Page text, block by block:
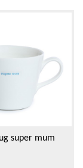
super mum